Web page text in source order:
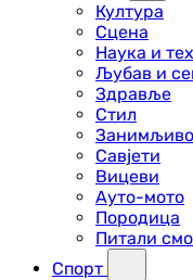
Култура
Сцена
Наука и
Љубав и
Здравље
Стил
Савјети
Вицеви
Ауто-мото
Породица
Питали
Спорт